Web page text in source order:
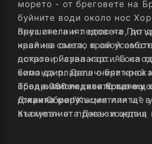
морето - от бреговете на
буйните води около нос
през снега и ледовете, до
край на света, край
острови
командир: Далечният край
ободрителен като бръснещ
открито море.
Внушителният епос на
навлиза смело в свой
докато рисува картина на
било да плаваш с
преди 200 години.Когато
Джак Обри "Късметлията"
атакуван от превъзхождащ
Това е мисия, която ще му
отлична репутация или ще
Късметлията Джак и целия